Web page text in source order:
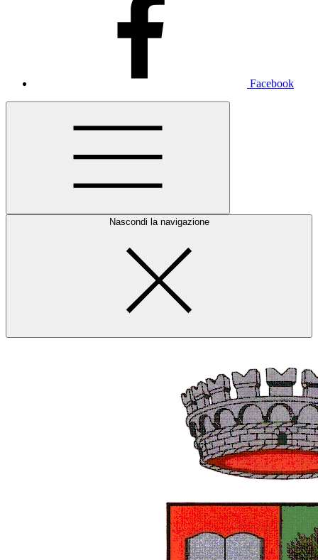
Facebook
Nascondi la navigazione